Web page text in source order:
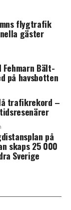
handlar
de
brist på
oss bokar
viktig
vd för
till
stärker
flygtrafik
gäster
Bält-
på havsbotten
trafikrekord –
på
skaps 25 000
Sverige